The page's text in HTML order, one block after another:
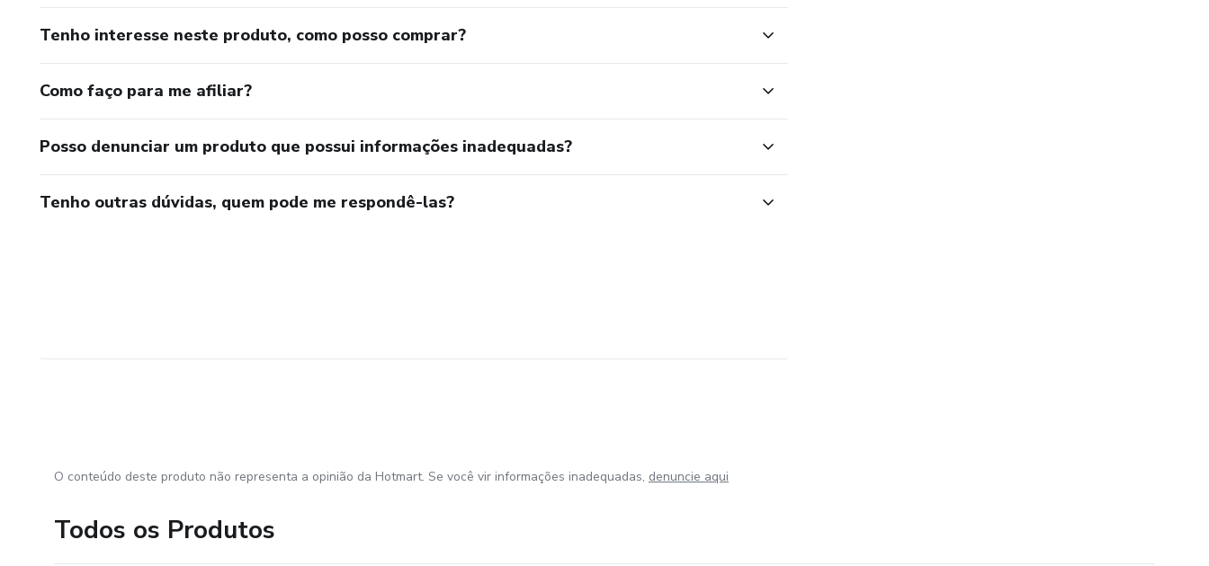
Tenho interesse neste produto, como posso comprar?
Como faço para me afiliar?
Posso denunciar um produto que possui informações inadequadas?
Tenho outras dúvidas, quem pode me respondê-las?
O conteúdo deste produto não representa a opinião da Hotmart. Se você vir informações inadequadas, denuncie aqui
Todos os Produtos